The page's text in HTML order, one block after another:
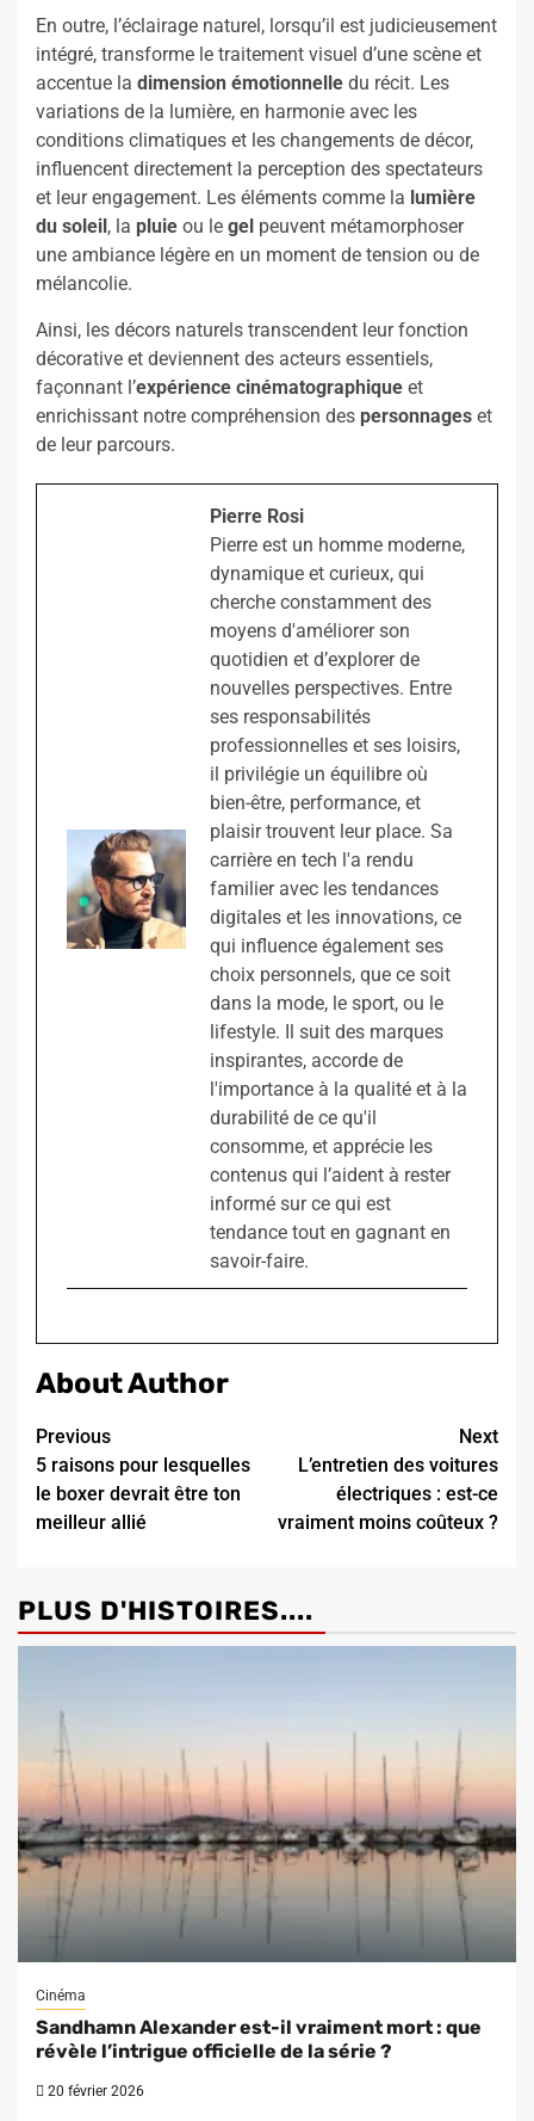
En outre, l’éclairage naturel, lorsqu’il est judicieusement
intégré, transforme le traitement visuel d’une scène et
accentue la dimension émotionnelle du récit. Les
variations de la lumière, en harmonie avec les
conditions climatiques et les changements de décor,
influencent directement la perception des spectateurs
et leur engagement. Les éléments comme la lumière
du soleil , la pluie ou le gel peuvent métamorphoser
une ambiance légère en un moment de tension ou de
mélancolie.
Ainsi, les décors naturels transcendent leur fonction
décorative et deviennent des acteurs essentiels,
façonnant l’expérience cinématographique et
enrichissant notre compréhension des personnages et
de leur parcours.
Pierre Rosi
Pierre est un homme moderne,
dynamique et curieux, qui
cherche constamment des
moyens d'améliorer son
quotidien et d’explorer de
nouvelles perspectives. Entre
ses responsabilités
professionnelles et ses loisirs,
il privilégie un équilibre où
bien-être, performance, et
plaisir trouvent leur place. Sa
carrière en tech l'a rendu
familier avec les tendances
digitales et les innovations, ce
qui influence également ses
choix personnels, que ce soit
dans la mode, le sport, ou le
lifestyle. Il suit des marques
inspirantes, accorde de
l'importance à la qualité et à la
durabilité de ce qu'il
consomme, et apprécie les
contenus qui l’aident à rester
informé sur ce qui est
tendance tout en gagnant en
savoir-faire.
About Author
Continue
Reading
Previous
5 raisons pour lesquelles
le boxer devrait être ton
meilleur allié
Next
L’entretien des voitures
électriques : est-ce
vraiment moins coûteux ?
PLUS D'HISTOIRES....
Cinéma
Sandhamn Alexander est-il vraiment mort : que
révèle l’intrigue officielle de la série ?
20 février 2026